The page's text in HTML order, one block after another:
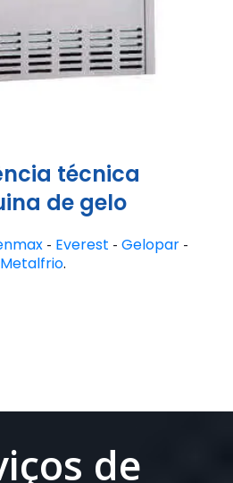
técnica
de gelo
- Everest - Gelopar -
Metalfrio.
de